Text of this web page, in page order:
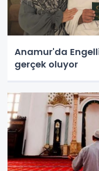
Anamur'da
gerçek oluyor